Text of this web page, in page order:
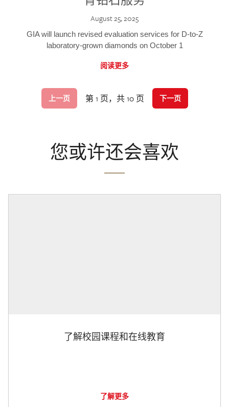
August 25, 2025
GIA will launch revised evaluation services for D-to-Z
laboratory-grown diamonds on October 1
阅读更多
上一页 第 1 页，共 10 页 下一页
您或许还会喜欢
了解校园课程和在线教育
了解更多